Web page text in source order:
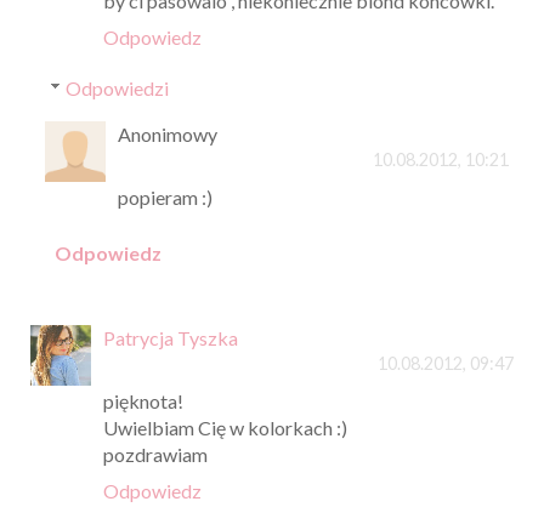
Odpowiedz
Odpowiedzi
Anonimowy
10.08.2012, 10:21
popieram :)
Odpowiedz
Patrycja Tyszka
10.08.2012, 09:47
pięknota!
Uwielbiam Cię w kolorkach :)
pozdrawiam
Odpowiedz